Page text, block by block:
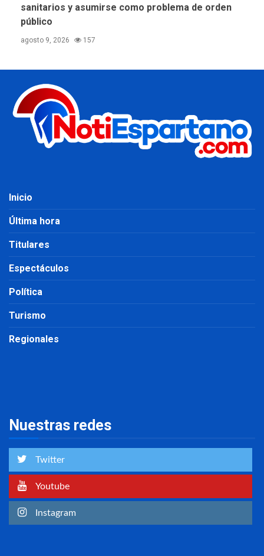
sanitarios y asumirse como problema de orden
público
agosto 9, 2026 157
Inicio
Última hora
Titulares
Espectáculos
Política
Turismo
Regionales
Nuestras redes
Twitter
Youtube
Instagram